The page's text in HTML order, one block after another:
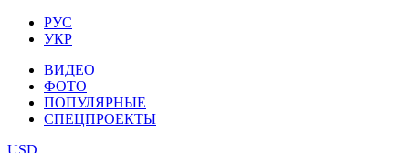
РУС
УКР
ВИДЕО
ФОТО
ПОПУЛЯРНЫЕ
СПЕЦПРОЕКТЫ
USD